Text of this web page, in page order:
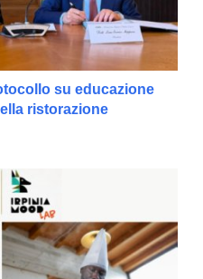
su educazione
ristorazione